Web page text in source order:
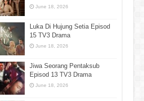
June 18, 2026
Luka Di Hujung Setia Episod
15 TV3 Drama
June 18, 2026
Jiwa Seorang Pentaksub
Episod 13 TV3 Drama
June 18, 2026